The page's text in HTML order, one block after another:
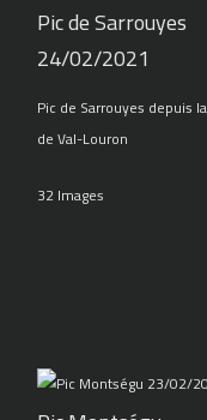
Pic de Sarrouyes
24/02/2021
Pic de Sarrouyes depuis
de Val-Louron
32 Images